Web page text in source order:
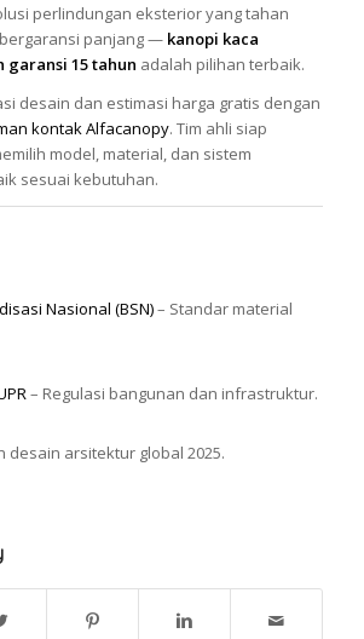
perlindungan eksterior yang tahan
panjang — kanopi kaca
15 tahun adalah pilihan terbaik.
desain dan estimasi harga gratis dengan
kontak Alfacanopy. Tim ahli siap
model, material, dan sistem
sesuai kebutuhan.
Nasional (BSN)– Standar material
– Regulasi bangunan dan infrastruktur.
desain arsitektur global 2025.